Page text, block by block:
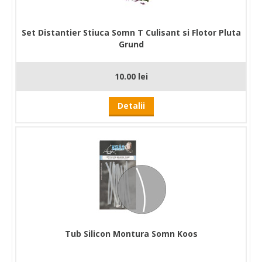
Set Distantier Stiuca Somn T Culisant si Flotor Pluta
Grund
10.00 lei
Detalii
Tub Silicon Montura Somn Koos